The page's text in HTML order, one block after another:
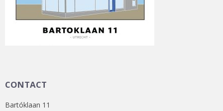
CONTACT
Bartóklaan 11